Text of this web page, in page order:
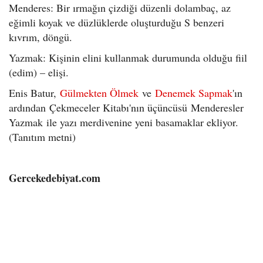
Menderes: Bir ırmağın çizdiği düzenli dolambaç, az
eğimli koyak ve düzlüklerde oluşturduğu S benzeri
kıvrım, döngü.
Yazmak: Kişinin elini kullanmak durumunda olduğu fiil
(edim) – elişi.
Enis Batur, Gülmekten Ölmek ve Denemek Sapmak'ın
ardından Çekmeceler Kitabı'nın üçüncüsü Menderesler
Yazmak ile yazı merdivenine yeni basamaklar ekliyor.
(Tanıtım metni)
Gercekedebiyat.com